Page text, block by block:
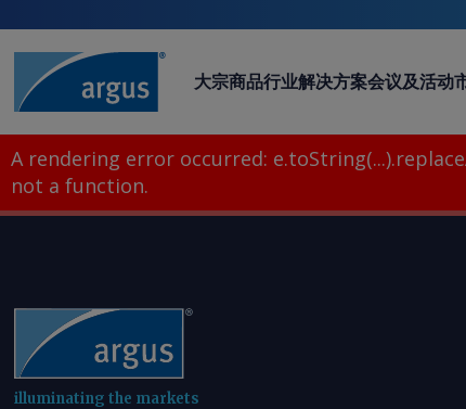
大宗商品行业解决方案会议及活动
A rendering error occurred:
not a function.
illuminating the markets